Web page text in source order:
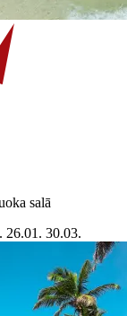
salā
26.01. 30.03.